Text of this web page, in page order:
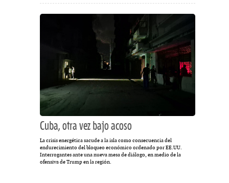
Cuba, otra vez bajo acoso
La crisis energética sacude a la isla como consecuencia del
endurecimiento del bloqueo económico ordenado por EE.UU.
Interrogantes ante una nueva mesa de diálogo, en medio de la
ofensiva de Trump en la región.